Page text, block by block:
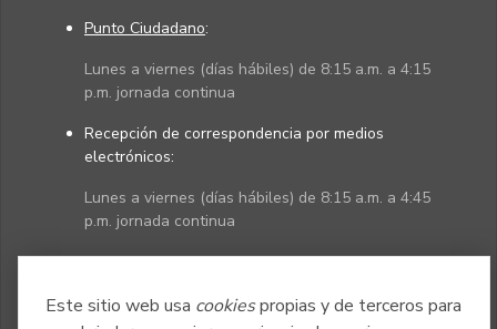
Este sitio web usa cookiespropias y de terceros para
Punto Ciudadano:
Lunes a viernes (días hábiles) de 8:15 a.m. a 4:15
p.m. jornada continua
Recepción de correspondencia por medios
electrónicos:
Lunes a viernes (días hábiles) de 8:15 a.m. a 4:45
p.m. jornada continua